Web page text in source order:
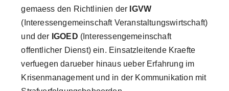
gemaess den Richtlinien der IGVW
(Interessengemeinschaft Veranstaltungswirtschaft)
und der IGOED (Interessengemeinschaft
offentlicher Dienst) ein. Einsatzleitende Kraefte
verfuegen darueber hinaus ueber Erfahrung im
Krisenmanagement und in der Kommunikation mit